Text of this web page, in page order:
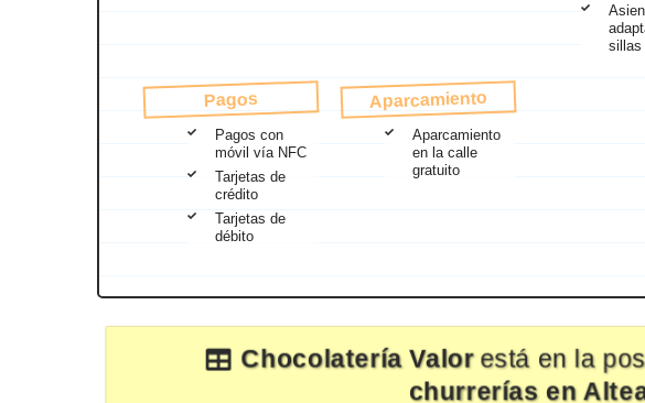
sillas
Pagos
Pagos con
móvil vía NFC
Tarjetas de
crédito
Tarjetas de
débito
Aparcamiento
Aparcamiento
en la calle
gratuito
Chocolatería Valor está en la
churrerías en